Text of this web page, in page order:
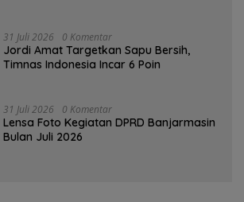
31 Juli 2026 0 Komentar
Jordi Amat Targetkan Sapu Bersih,
Timnas Indonesia Incar 6 Poin
31 Juli 2026 0 Komentar
Lensa Foto Kegiatan DPRD Banjarmasin
Bulan Juli 2026